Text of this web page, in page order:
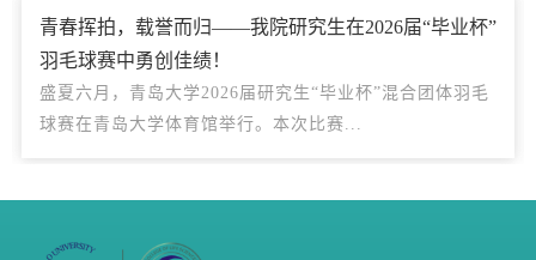
青春挥拍，载誉而归——我院研究生在2026届“毕业杯”
羽毛球赛中勇创佳绩！
盛夏六月，青岛大学2026届研究生“毕业杯”混合团体羽毛
球赛在青岛大学体育馆举行。本次比赛...